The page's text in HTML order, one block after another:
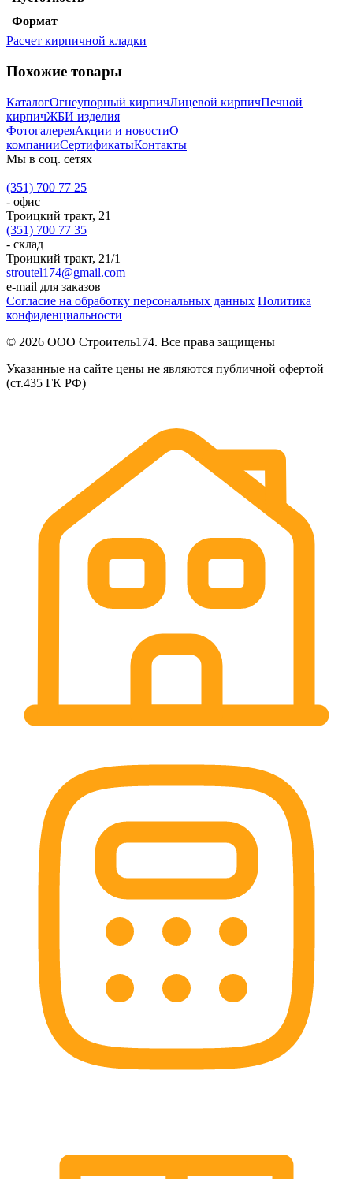
Формат
Расчет кирпичной кладки
Похожие товары
КаталогОгнеупорный кирпичЛицевой кирпичПечной
кирпичЖБИ изделия
ФотогалереяАкции и новостиО
компанииСертификатыКонтакты
Мы в соц. сетях
(351) 700 77 25
- офис
Троицкий тракт, 21
(351) 700 77 35
- склад
Троицкий тракт, 21/1
stroutel174@gmail.com
e-mail для заказов
Согласие на обработку персональных данных Политика
конфиденциальности
© 2026 ООО Строитель174. Все права защищены
Указанные на сайте цены не являются публичной офертой
(ст.435 ГК РФ)